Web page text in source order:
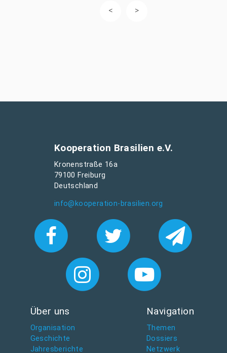
Kooperation Brasilien e.V.
Kronenstraße 16a
79100 Freiburg
Deutschland
info@kooperation-brasilien.org
Über uns
Organisation
Geschichte
Jahresberichte
Navigation
Themen
Dossiers
Netzwerk